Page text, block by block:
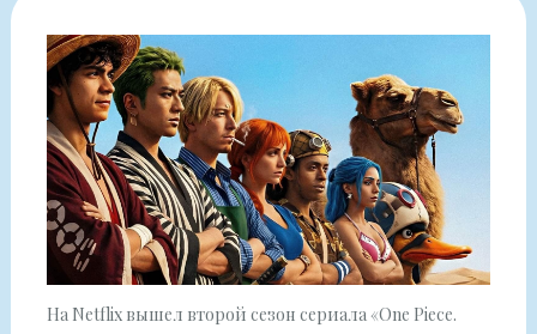
На Netflix вышел второй сезон сериала «One Piece.